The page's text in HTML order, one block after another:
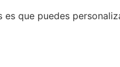
que puedes